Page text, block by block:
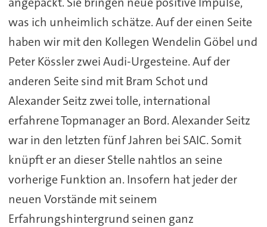
was ich unheimlich schätze. Auf der einen Seite
haben wir mit den Kollegen Wendelin Göbel und
Peter Kössler zwei Audi-Urgesteine. Auf der
anderen Seite sind mit Bram Schot und
Alexander Seitz zwei tolle, international
erfahrene Topmanager an Bord. Alexander Seitz
war in den letzten fünf Jahren bei SAIC. Somit
knüpft er an dieser Stelle nahtlos an seine
vorherige Funktion an. Insofern hat jeder der
neuen Vorstände mit seinem
Erfahrungshintergrund seinen ganz